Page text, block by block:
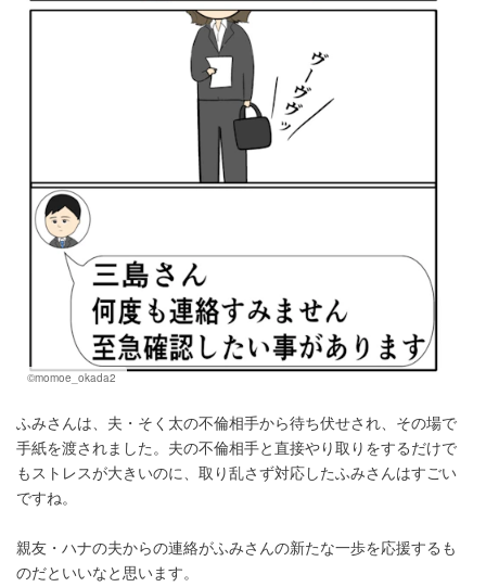
©momoe_okada2
ふみさんは、夫・そく太の不倫相手から待ち伏せされ、その場で
手紙を渡されました。夫の不倫相手と直接やり取りをするだけで
もストレスが大きいのに、取り乱さず対応したふみさんはすごい
ですね。
親友・ハナの夫からの連絡がふみさんの新たな一歩を応援するも
のだといいなと思います。